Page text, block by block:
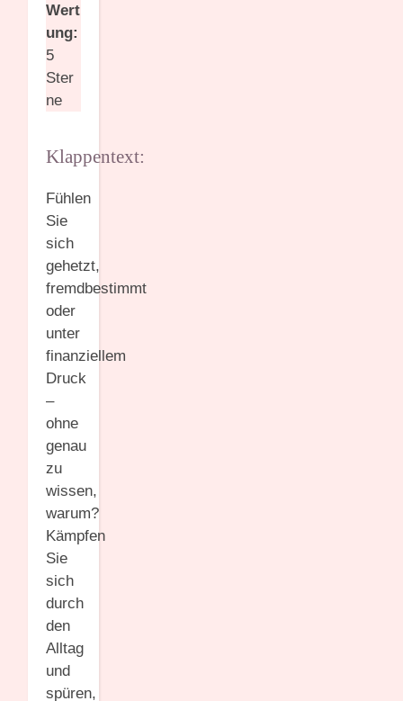
Wert
ung:
5
Ster
ne
Klappentext:
Fühlen
Sie
sich
gehetzt,
fremdbestimmt
oder
unter
finanziellem
Druck
–
ohne
genau
zu
wissen,
warum?
Kämpfen
Sie
sich
durch
den
Alltag
und
spüren,